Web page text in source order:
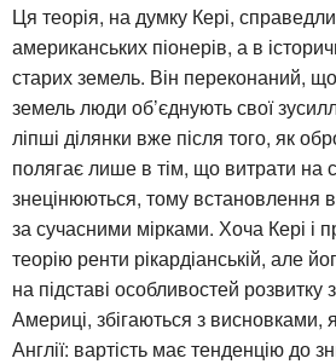
Ця теорія, на думку Кері,
американських піонерів, а в
старих земель. Він переконаний,
земель люди об’єднують свої
ліпші ділянки вже після того, як
полягає лише в тім, що витрати на
знецінюються, тому встановлення
за сучасними мірками. Хоча Кері і
теорію ренти рікардіанській, але
на підставі особливостей
Америці, збігаються з висновками,
Англії: вартість має тенденцію до